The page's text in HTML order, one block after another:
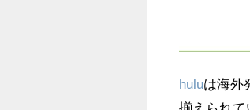
huluは海外
揃えられて